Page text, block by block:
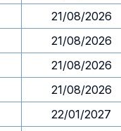
21/08/2026
21/08/2026
21/08/2026
21/08/2026
22/01/2027